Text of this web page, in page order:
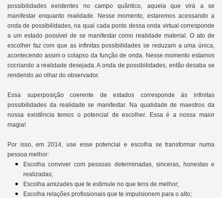
possibilidades existentes no campo quântico, aquela que virá a se
manifestar enquanto realidade. Nesse momento, estaremos acessando a
onda de possibilidades, na qual cada ponto dessa onda virtual corresponde
a um estado possível de se manifestar como realidade material. O ato de
escolher faz com que as infinitas possibilidades se reduzam a uma única,
acontecendo assim o colapso da função de onda. Nesse momento estamos
cocriando a realidade desejada. A onda de possibilidades, então desaba se
rendendo ao olhar do observador.
Essa superposição coerente de estados corresponde às infinitas
possibilidades da realidade se manifestar. Na qualidade de maestros da
nossa existência temos o potencial de escolher. Essa é a nossa maior
magia!
Por isso, em 2014, use esse potencial e escolha se transformar numa
pessoa melhor:
Escolha conviver com pessoas determinadas, sinceras, honestas e
realizadas;
Escolha amizades que te estimule no que tens de melhor;
Escolha relações profissionais que te impulsionem para o alto;